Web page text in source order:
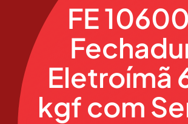
A
FE
Eletroímã
kgf com